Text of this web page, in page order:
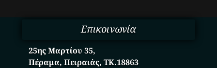
Επικοινωνία
25ης Μαρτίου 35,
Πέραμα, Πειραιάς, ΤΚ.18863